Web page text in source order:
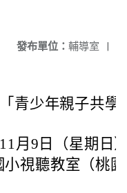
發布單位： 輔導室 |
青少年親子共
月9日（星期日
視聽教室（桃